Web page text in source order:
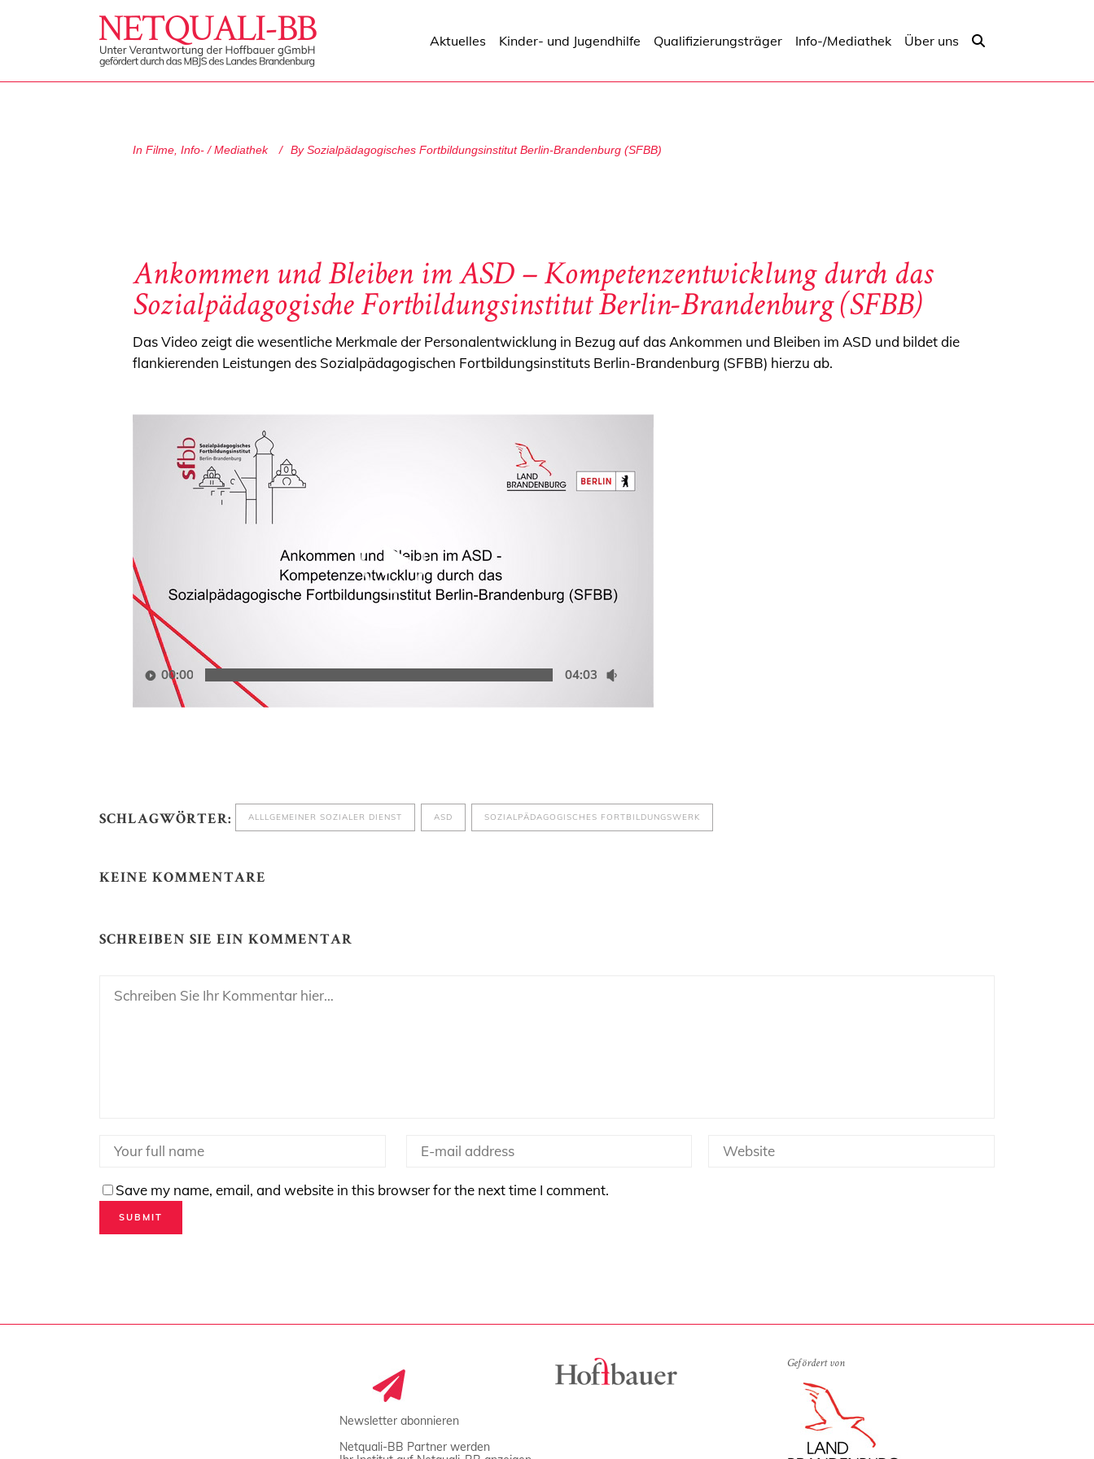
Aktuelles Kinder- und Jugendhilfe Qualifizierungsträger Info-/Mediathek Über uns
In Filme Info- / Mediathek By Sozialpädagogisches Fortbildungsinstitut Berlin-Brandenburg (SFBB)
Ankommen und Bleiben im ASD – Kompetenzentwicklung durch das
Sozialpädagogische Fortbildungsinstitut Berlin-Brandenburg (SFBB)
Das Video zeigt die wesentliche Merkmale der Personalentwicklung in Bezug auf das Ankommen und Bleiben im ASD und bildet die
flankierenden Leistungen des Sozialpädagogischen Fortbildungsinstituts Berlin-Brandenburg (SFBB) hierzu ab.
00:00 04:03
SCHLAGWÖRTER: ALLLGEMEINER SOZIALER DIENST ASD SOZIALPÄDAGOGISCHES FORTBILDUNGSWERK
KEINE KOMMENTARE
SCHREIBEN SIE EIN KOMMENTAR
Save my name, email, and website in this browser for the next time I comment.
Newsletter abonnieren
Netquali-BB Partner werden
Gefördert von